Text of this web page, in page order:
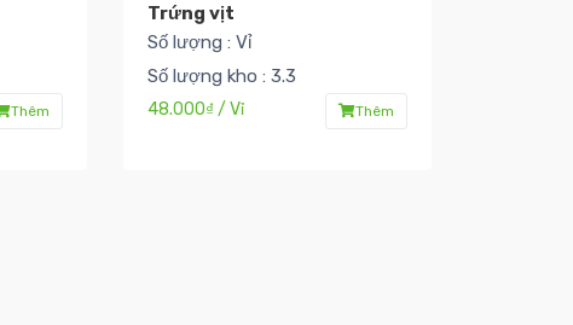
Thêm
Trứng vịt
Số lượng : Vỉ
Số lượng kho : 3.3
48.000₫ / Vỉ Thêm